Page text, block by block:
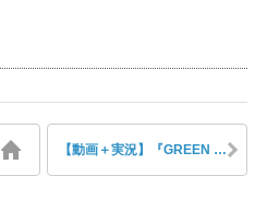
【動画＋実況】『GREEN ROOM#14』カントリー・ガールズ、Juice=Juice、須藤茉麻×つばきファクトリー、モーニング娘。’15の裏側！ゲストMC:萩原舞